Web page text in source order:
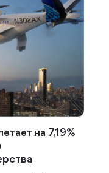
на 7,19%